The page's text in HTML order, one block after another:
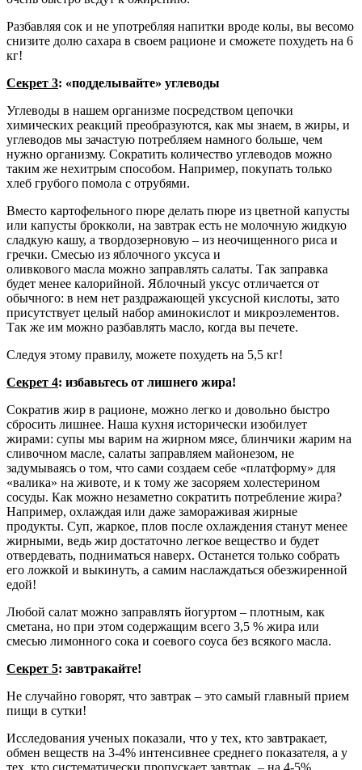
Разбавляя сок и не употребляя напитки вроде колы, вы весомо
снизите долю сахара в своем рационе и сможете похудеть на 6
кг!
Секрет 3: «подделывайте» углеводы
Углеводы в нашем организме посредством цепочки
химических реакций преобразуются, как мы знаем, в жиры, и
углеводов мы зачастую потребляем намного больше, чем
нужно организму. Сократить количество углеводов можно
таким же нехитрым способом. Например, покупать только
хлеб грубого помола с отрубями.
Вместо картофельного пюре делать пюре из цветной капусты
или капусты брокколи, на завтрак есть не молочную жидкую
сладкую кашу, а твордозерновую – из неочищенного риса и
гречки. Смесью из яблочного уксуса и
оливкового масла можно заправлять салаты. Так заправка
будет менее калорийной. Яблочный уксус отличается от
обычного: в нем нет раздражающей уксусной кислоты, зато
присутствует целый набор аминокислот и микроэлементов.
Так же им можно разбавлять масло, когда вы печете.
Следуя этому правилу, можете похудеть на 5,5 кг!
Секрет 4: избавьтесь от лишнего жира!
Сократив жир в рационе, можно легко и довольно быстро
сбросить лишнее. Наша кухня исторически изобилует
жирами: супы мы варим на жирном мясе, блинчики жарим на
сливочном масле, салаты заправляем майонезом, не
задумываясь о том, что сами создаем себе «платформу» для
«валика» на животе, и к тому же засоряем холестерином
сосуды. Как можно незаметно сократить потребление жира?
Например, охлаждая или даже замораживая жирные
продукты. Суп, жаркое, плов после охлаждения станут менее
жирными, ведь жир достаточно легкое вещество и будет
отвердевать, подниматься наверх. Останется только собрать
его ложкой и выкинуть, а самим наслаждаться обезжиренной
едой!
Любой салат можно заправлять йогуртом – плотным, как
сметана, но при этом содержащим всего 3,5 % жира или
смесью лимонного сока и соевого соуса без всякого масла.
Секрет 5: завтракайте!
Не случайно говорят, что завтрак – это самый главный прием
пищи в сутки!
Исследования ученых показали, что у тех, кто завтракает,
обмен веществ на 3-4% интенсивнее среднего показателя, а у
тех, кто систематически пропускает завтрак, – на 4-5%